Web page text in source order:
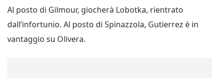
Al posto di Gilmour, giocherà Lobotka, rientrato
dall’infortunio. Al posto di Spinazzola, Gutierrez è in
vantaggio su Olivera.